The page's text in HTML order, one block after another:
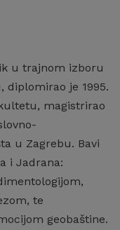
u trajnom izboru
diplomirao je 1995.
magistrirao
u Zagrebu. Bavi
i Jadrana:
te
geobaštine.